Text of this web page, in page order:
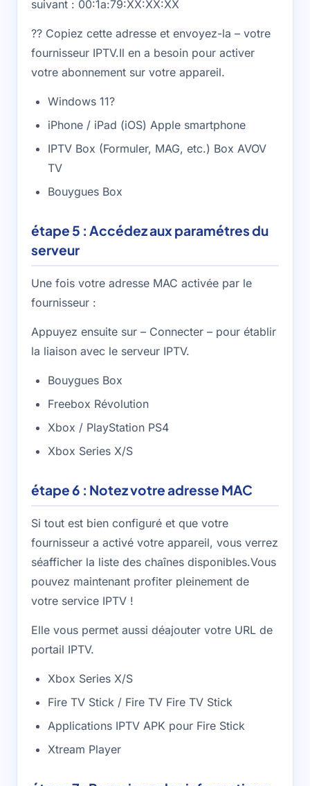
suivant : 00:1a:79:XX:XX:XX
?? Copiez cette adresse et envoyez-la – votre
fournisseur IPTV.Il en a besoin pour activer
votre abonnement sur votre appareil.
Windows 11?
iPhone / iPad (iOS) Apple smartphone
IPTV Box (Formuler, MAG, etc.) Box AVOV
TV
Bouygues Box
étape 5 : Accédez aux paramétres du
serveur
Une fois votre adresse MAC activée par le
fournisseur :
Appuyez ensuite sur – Connecter – pour établir
la liaison avec le serveur IPTV.
Bouygues Box
Freebox Révolution
Xbox / PlayStation PS4
Xbox Series X/S
étape 6 : Notez votre adresse MAC
Si tout est bien configuré et que votre
fournisseur a activé votre appareil, vous verrez
séafficher la liste des chaînes disponibles.Vous
pouvez maintenant profiter pleinement de
votre service IPTV !
Elle vous permet aussi déajouter votre URL de
portail IPTV.
Xbox Series X/S
Fire TV Stick / Fire TV Fire TV Stick
Applications IPTV APK pour Fire Stick
Xtream Player